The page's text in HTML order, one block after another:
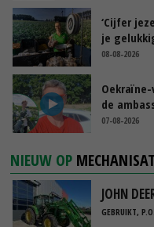
‘Cijfer
je
08-08-2026
de
07-08-2026
NIEUW OP
JOHN
GEBRUIKT,